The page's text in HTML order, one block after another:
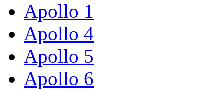
Apollo 1
Apollo 4
Apollo 5
Apollo 6